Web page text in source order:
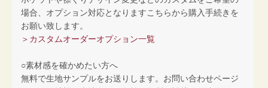
場合、オプション対応となりますこちらから購入手続きを
お願い致します。
＞カスタムオーダーオプション一覧
○素材感を確かめたい方へ
無料で生地サンプルをお送りします。お問い合わせページ